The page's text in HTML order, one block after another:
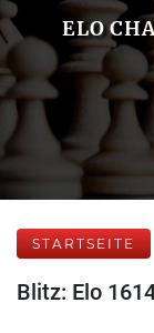
ELO
STARTSEITE
Blitz: Elo